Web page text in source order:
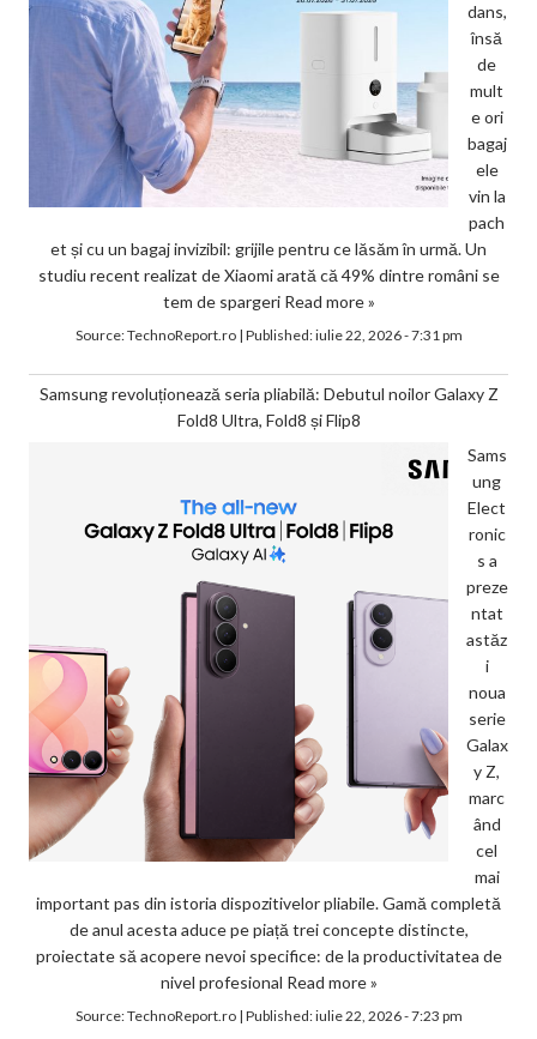
dans,
însă
de
mult
e ori
bagaj
ele
vin la
pach
et și cu un bagaj invizibil: grijile pentru ce lăsăm în urmă. Un
studiu recent realizat de Xiaomi arată că 49% dintre români se
tem de spargeri Read more »
Source:TechnoReport.ro| Published:iulie 22, 2026 - 7:31 pm
Samsung revoluționează seria pliabilă: Debutul noilor Galaxy Z
Fold8 Ultra, Fold8 și Flip8
Sams
ung
Elect
ronic
s a
preze
ntat
astăz
i
noua
serie
Galax
y Z,
marc
ând
cel
mai
important pas din istoria dispozitivelor pliabile. Gamă completă
de anul acesta aduce pe piață trei concepte distincte,
proiectate să acopere nevoi specifice: de la productivitatea de
nivel profesional Read more »
Source:TechnoReport.ro| Published:iulie 22, 2026 - 7:23 pm